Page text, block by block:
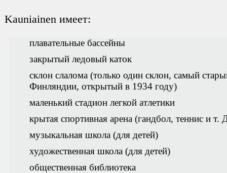
Kauniainen имеет:
плавательные бассейны
закрытый ледовый каток
склон слалома (только один склон, самый
Финляндии, открытый в 1934 году)
маленький стадион легкой атлетики
крытая спортивная арена (гандбол, теннис и т.
музыкальная школа (для детей)
художественная школа (для детей)
общественная библиотека